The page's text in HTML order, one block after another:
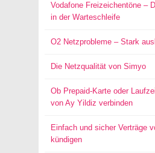
Vodafone Freizeichentöne –
in der Warteschleife
O2 Netzprobleme – Stark
Die Netzqualität von Simyo
Ob Prepaid-Karte oder
von Ay Yildiz verbinden
Einfach und sicher Verträge
kündigen